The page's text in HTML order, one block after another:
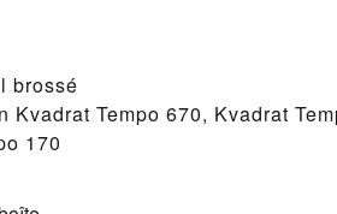
brossé
Kvadrat Tempo 670, Kvadrat
170